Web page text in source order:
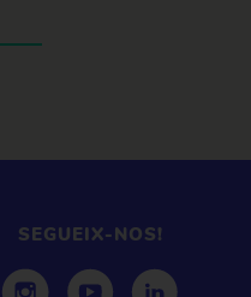
SEGUEIX-NOS!